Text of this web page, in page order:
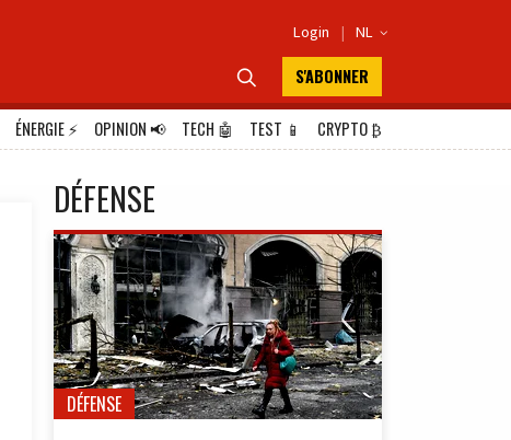
Login | NL 
 S'ABONNER
ÉNERGIE⚡ OPINION📢 TECH 🤖 TEST 📱 CRYPTO₿
DÉFENSE
DÉFENSE